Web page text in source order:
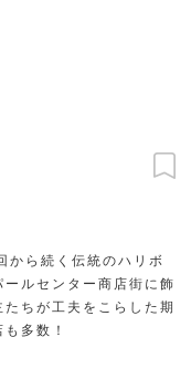
から続く伝統のハリボ
ールセンター商店街に飾
たちが工夫をこらした期
多数！